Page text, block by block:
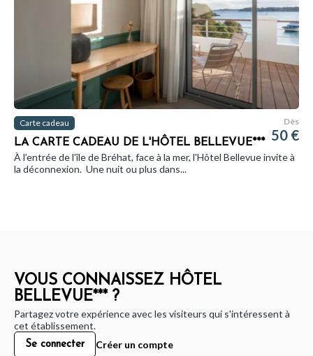
Carte cadeau
LA CARTE CADEAU DE L'HÔTEL BELLEVUE***
Dès
50 €
À l’entrée de l’île de Bréhat, face à la mer, l'Hôtel Bellevue invite à
la déconnexion. Une nuit ou plus dans...
VOUS CONNAISSEZ HÔTEL
BELLEVUE*** ?
Partagez votre expérience avec les visiteurs qui s'intéressent à
cet établissement.
Se connecter Créer un compte